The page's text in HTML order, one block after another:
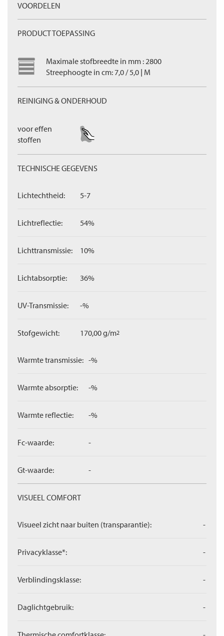
VOORDELEN
PRODUCT TOEPASSING
Maximale stofbreedte in mm : 2800
Streephoogte in cm: 7,0 / 5,0 | M
REINIGING & ONDERHOUD
voor effen
stoffen
TECHNISCHE GEGEVENS
Lichtechtheid: 5-7
Lichtreflectie: 54%
Lichttransmissie: 10%
Lichtabsorptie: 36%
UV-Transmissie: -%
Stofgewicht: 170,00 g/m2
Warmte transmissie: -%
Warmte absorptie: -%
Warmte reflectie: -%
Fc-waarde: -
Gt-waarde: -
VISUEEL COMFORT
Visueel zicht naar buiten (transparantie): -
Privacyklasse*: -
Verblindingsklasse: -
Daglichtgebruik: -